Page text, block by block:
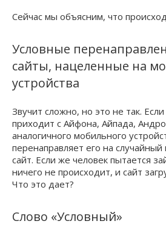
Сейчас мы объясним, что
Условные
сайты, нацеленные на
устройства
Звучит сложно, но это не так.
приходит c Айфона, Айпада,
аналогичного мобильного
перенаправляет его на
сайт. Если же человек пытается
ничего не происходит, и сайт
Что это дает?
Слово «Условный»